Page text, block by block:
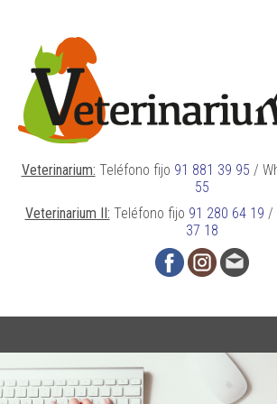
Veterinarium: Teléfono fijo 91 881 39 95 /
55
Veterinarium II: Teléfono fijo 91 280 64 19 /
37 18